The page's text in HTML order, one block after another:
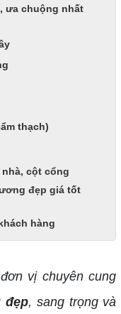
ưa chuộng nhất
thạch)
cột cổng
đẹp giá tốt
hàng
vị chuyên cung
đẹp, sang trọng và